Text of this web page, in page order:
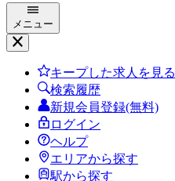
メニュー
キープした求人を見る
検索履歴
新規会員登録(無料)
ログイン
ヘルプ
エリアから探す
駅から探す